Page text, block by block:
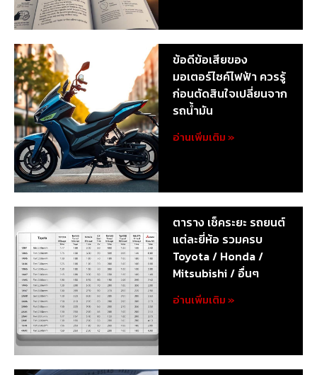
ข้อดีข้อเสียของ
มอเตอร์ไซค์ไฟฟ้า ควรรู้
ก่อนตัดสินใจเปลี่ยนจาก
รถน้ำมัน
อ่านเพิ่มเติม »
ตาราง เช็คระยะ รถยนต์
แต่ละยี่ห้อ รวมครบ
Toyota / Honda /
Mitsubishi / อื่นๆ
อ่านเพิ่มเติม »